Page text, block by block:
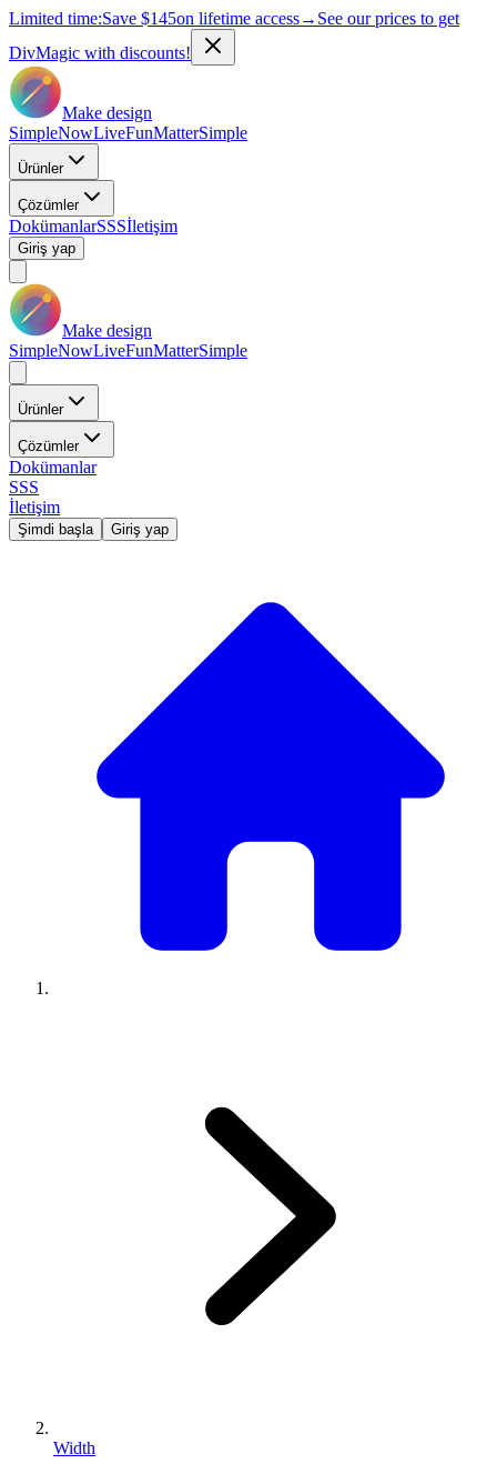
Limited time:Save $145on lifetime access→ See our prices to get
DivMagic with discounts!
Make design
SimpleNowLiveFunMatterSimple
Ürünler
Çözümler
DokümanlarSSSİletişim
Giriş yap
Make design
SimpleNowLiveFunMatterSimple
Ürünler
Çözümler
Dokümanlar
SSS
İletişim
Şimdi başla Giriş yap
Width